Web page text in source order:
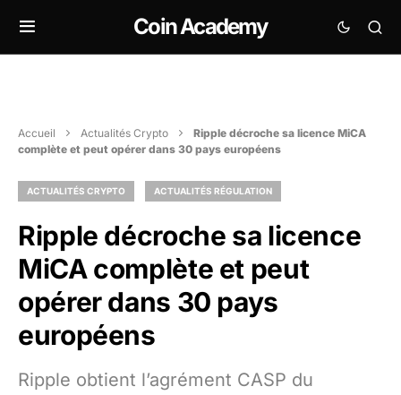
Coin Academy
Accueil Actualités Crypto
Ripple décroche sa licence MiCA
complète et peut opérer dans 30 pays européens
ACTUALITÉS CRYPTO ACTUALITÉS RÉGULATION
Ripple décroche sa licence
MiCA complète et peut
opérer dans 30 pays
européens
Ripple obtient l’agrément CASP du